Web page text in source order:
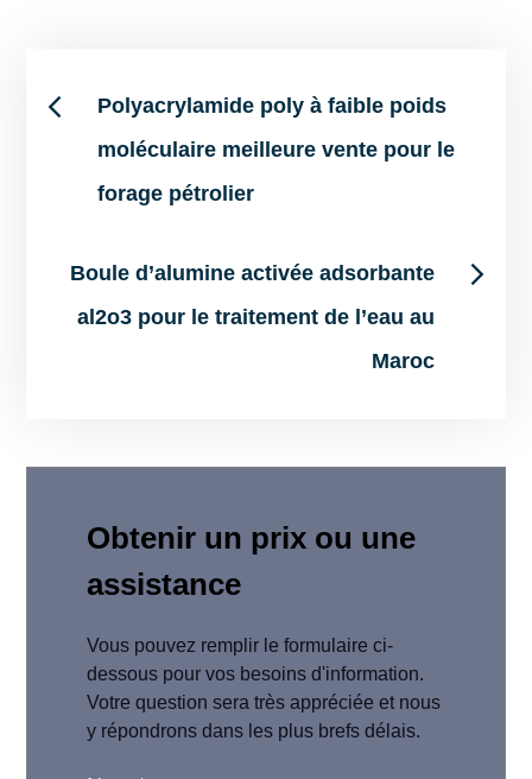
Post
navigation
Polyacrylamide poly à faible poids
moléculaire meilleure vente pour le
forage pétrolier
Boule d’alumine activée adsorbante
al2o3 pour le traitement de l’eau au
Maroc
Obtenir un prix ou une
assistance
Vous pouvez remplir le formulaire ci-
dessous pour vos besoins d'information.
Votre question sera très appréciée et nous
y répondrons dans les plus brefs délais.